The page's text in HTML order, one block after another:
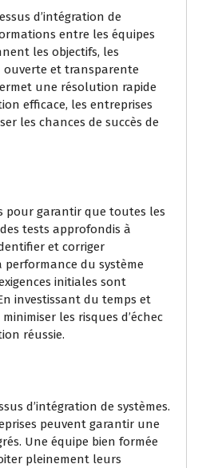
d’intégration de
entre les équipes
les objectifs, les
ouverte et transparente
une résolution rapide
efficace, les entreprises
les chances de succès de
pour garantir que toutes les
tests approfondis à
et corriger
du système
initiales sont
investissant du temps et
les risques d’échec
réussie.
d’intégration de systèmes.
peuvent garantir une
Une équipe bien formée
pleinement leurs